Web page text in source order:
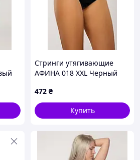
Стринги утягивающие
АФИНА 018 XXL Черный
472 ₴
Купить